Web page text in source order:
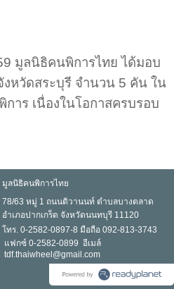
มูลนิธิคนพิการไทย ได้มอบ
หวัดสระบุรี จำนวน 5 คัน ใน
การ เนื่องในโอกาสครบรอบ
มูลนิธิคนพิการไทย
78/63 หมู่ 1 ถนนติวานนท์ ตำบลบางตลาด
อำเภอปากเกร็ด จังหวัดนนทบุรี 11120
โทร. 0-2582-0897-8 มือถือ 092-813-3743
แฟกซ์ 0-2582-0899 อีเมล์
tdf.thaiwheel@gmail.com